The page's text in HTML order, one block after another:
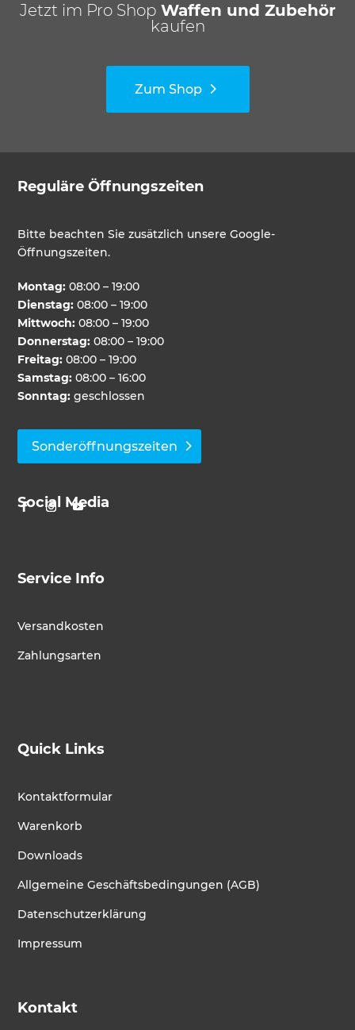
Jetzt im Pro Shop Waffen und Zubehör
kaufen
Zum Shop
Reguläre Öffnungszeiten
Bitte beachten Sie zusätzlich unsere Google-
Öffnungszeiten.
Montag: 08:00 – 19:00
Dienstag: 08:00 – 19:00
Mittwoch: 08:00 – 19:00
Donnerstag: 08:00 – 19:00
Freitag: 08:00 – 19:00
Samstag: 08:00 – 16:00
Sonntag: geschlossen
Sonderöffnungszeiten
Social Media
Service Info
Versandkosten
Zahlungsarten
Quick Links
Kontaktformular
Warenkorb
Downloads
Allgemeine Geschäftsbedingungen (AGB)
Datenschutzerklärung
Impressum
Kontakt